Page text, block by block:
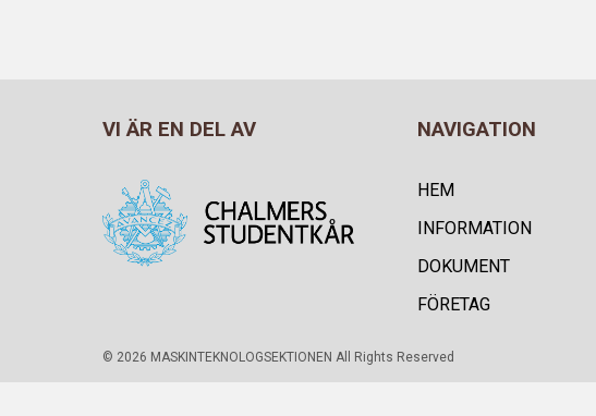
VI ÄR EN DEL AV NAVIGATION
HEM
INFORMATION
DOKUMENT
FÖRETAG
© 2026 MASKINTEKNOLOGSEKTIONEN All Rights Reserved